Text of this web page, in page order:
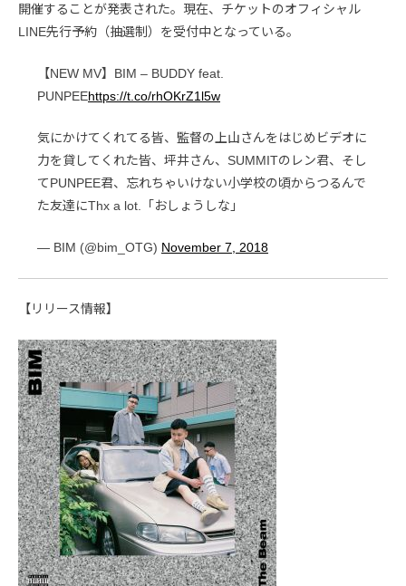
開催することが発表された。現在、チケットのオフィシャル
LINE先行予約（抽選制）を受付中となっている。
【NEW MV】BIM – BUDDY feat.
PUNPEEhttps://t.co/rhOKrZ1l5w
気にかけてくれてる皆、監督の上山さんをはじめビデオに
力を貸してくれた皆、坪井さん、SUMMITのレン君、そし
てPUNPEE君、忘れちゃいけない小学校の頃からつるんで
た友達にThx a lot.「おしょうしな」
— BIM (@bim_OTG) November 7, 2018
【リリース情報】